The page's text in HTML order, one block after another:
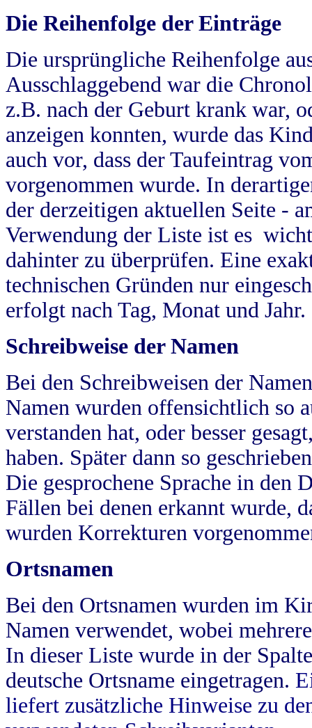
Die Reihenfolge der Einträge
Die ursprüngliche Reihenfolge
Ausschlaggebend war die
z.B. nach der Geburt krank war,
anzeigen konnten, wurde das
auch vor, dass der Taufeintrag
vorgenommen wurde. In
der derzeitigen aktuellen Seite -
Verwendung der Liste ist es
dahinter zu überprüfen. Eine
technischen Gründen nur
erfolgt nach Tag, Monat und Jahr.
Schreibweise der Namen
Bei den Schreibweisen der
Namen wurden offensichtlich so
verstanden hat, oder besser
haben. Später dann so
Die gesprochene Sprache in
Fällen bei denen erkannt wurde,
wurden Korrekturen
Ortsnamen
Bei den Ortsnamen wurden im
Namen verwendet, wobei
In dieser Liste wurde in der
deutsche Ortsname eingetragen.
liefert zusätzliche Hinweise zu